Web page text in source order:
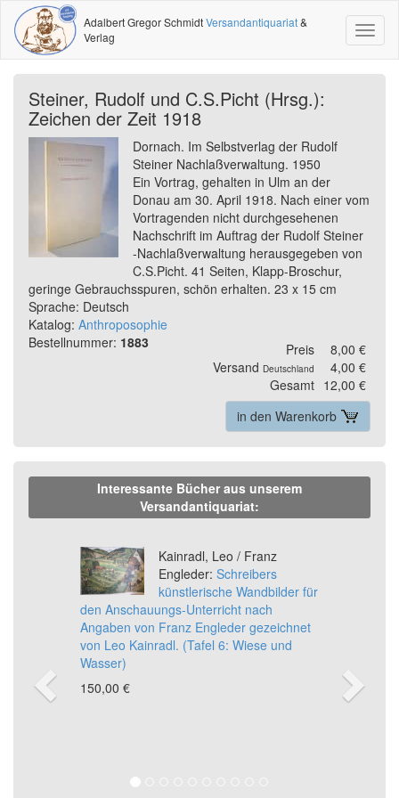
Adalbert Gregor SchmidtVersandantiquariat&
Verlag
Steiner, Rudolf und C.S.Picht (Hrsg.):
Zeichen der Zeit 1918
Dornach. Im Selbstverlag der Rudolf
Steiner Nachlaßverwaltung. 1950
Ein Vortrag, gehalten in Ulm an der
Donau am 30. April 1918. Nach einer vom
Vortragenden nicht durchgesehenen
Nachschrift im Auftrag der Rudolf Steiner
-Nachlaßverwaltung herausgegeben von
C.S.Picht. 41 Seiten, Klapp-Broschur,
geringe Gebrauchsspuren, schön erhalten. 23 x 15 cm
Sprache: Deutsch
Katalog: Anthroposophie
Bestellnummer: 1883 Preis
8,00 €
Versand Deutschland
4,00 €
Gesamt 12,00 €
in den Warenkorb
Interessante Bücher aus unserem
Versandantiquariat:
Kainradl, Leo / Franz
Engleder: Schreibers
künstlerische Wandbilder für
den Anschauungs-Unterricht nach
Angaben von Franz Engleder gezeichnet
von Leo Kainradl. (Tafel 6: Wiese und
Wasser)
150,00 €
Previous